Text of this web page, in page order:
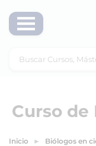
Curso de
Inicio Biólogos en